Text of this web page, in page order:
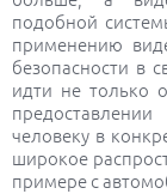
подобной
применению
безопасности в
идти не только
человеку в
широкое
примере с